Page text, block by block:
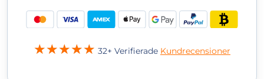
32+ Verifierade Kundrecensioner